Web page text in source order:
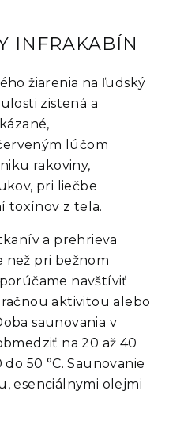
INFRAKABÍN
žiarenia na ľudský
zistená a
lúčom
rakoviny,
pri liečbe
toxínov z tela.
a prehrieva
než pri bežnom
navštíviť
aktivitou alebo
saunovania v
na20 až 40
50 °C. Saunovanie
esenciálnymi olejmi